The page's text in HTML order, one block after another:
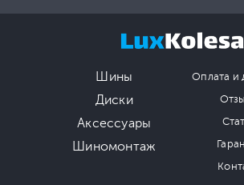
Шины
Диски
Аксессуары
Шиномонтаж
Оплата и